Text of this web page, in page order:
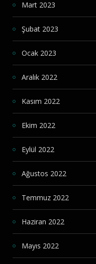
Mart 2023
Şubat 2023
Ocak 2023
Aralık 2022
Kasım 2022
Ekim 2022
Eylül 2022
Ağustos 2022
Temmuz 2022
Haziran 2022
Mayıs 2022